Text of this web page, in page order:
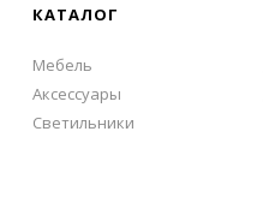
КАТАЛОГ
Мебель
Аксессуары
Светильники